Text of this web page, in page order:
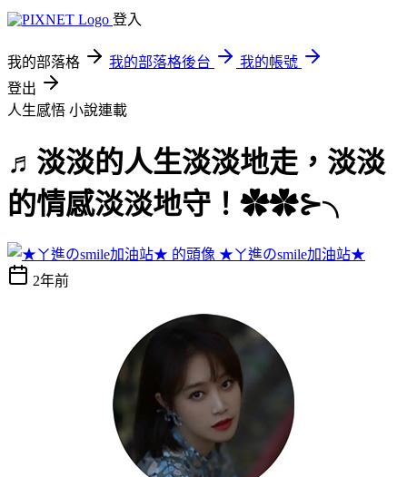
登入
我的部落格 我的部落格後台
我的帳號
登出
人生感悟 小說連載
♬淡淡的人生淡淡地走，淡淡
的情感淡淡地守！✿✿⊱╮
★ㄚ進のsmile加油站★
2年前